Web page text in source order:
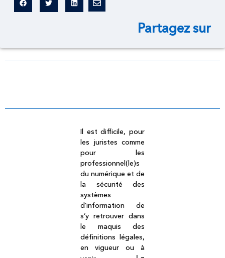
Partagez sur
Il est difficile, pour
les juristes comme
pour les
professionnel(le)s
du numérique et de
la sécurité des
systèmes
d’information de
s’y retrouver dans
le maquis des
définitions légales,
en vigueur ou à